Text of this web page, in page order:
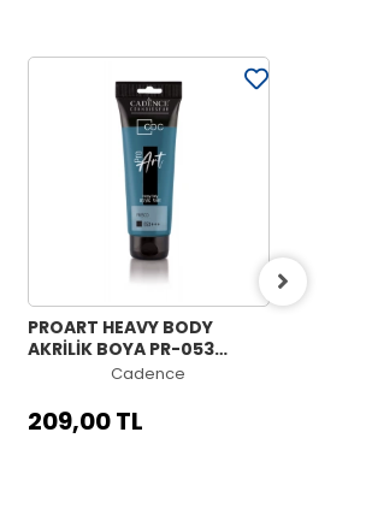
PROART HEAVY BODY
AKRİLİK BOYA PR-053
FRESCO 120ML
Cadence
209,00 TL